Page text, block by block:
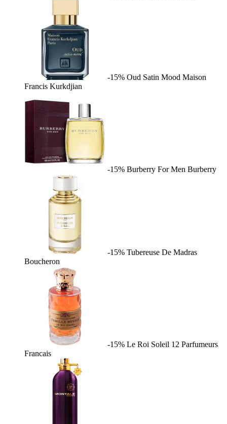
-15% Oud Satin Mood Maison
Francis Kurkdjian
-15% Burberry For Men Burberry
-15% Tubereuse De Madras
Boucheron
-15% Le Roi Soleil 12 Parfumeurs
Francais